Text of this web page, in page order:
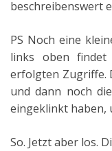
beschreibenswert
PS Noch eine
links oben findet
erfolgten Zugriffe.
und dann noch
eingeklinkt haben,
So. Jetzt aber los.